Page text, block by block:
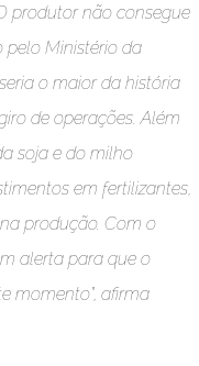
produtor não consegue
pelo Ministério da
o maior da história
de operações. Além
soja e do milho
em fertilizantes,
produção. Com o
alerta para que o
momento”, afirma